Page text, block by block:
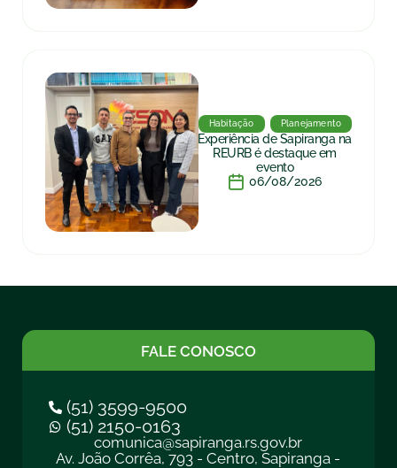
Habitação Planejamento
Experiência de Sapiranga na
REURB é destaque em
evento
06/08/2026
FALE CONOSCO
(51) 3599-9500
(51) 2150-0163
comunica@sapiranga.rs.gov.br
Av. João Corrêa, 793 - Centro, Sapiranga -